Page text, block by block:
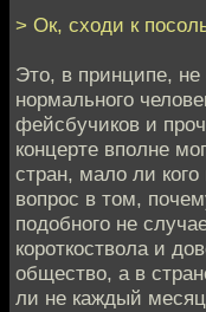
> Ок, сходи к
Это, в принципе,
нормального
фейсбучиков и
концерте вполне
стран, мало ли кого
вопрос в том,
подобного не
короткоствола и
общество, а в
ли не каждый